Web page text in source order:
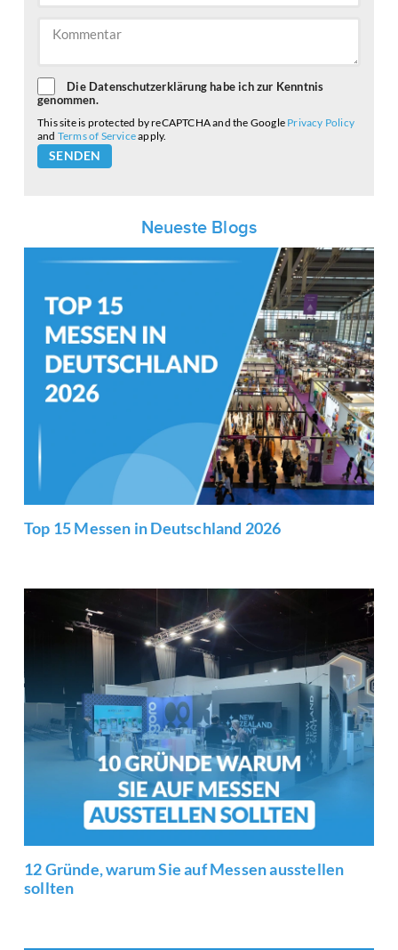
Die Datenschutzerklärung habe ich zur Kenntnis
genommen.
This site is protected by reCAPTCHA and the Google Privacy Policy
and Terms of Serviceapply.
Please
leave
Neueste Blogs
Top 15 Messen in Deutschland 2026
12 Gründe, warum Sie auf Messen ausstellen
sollten